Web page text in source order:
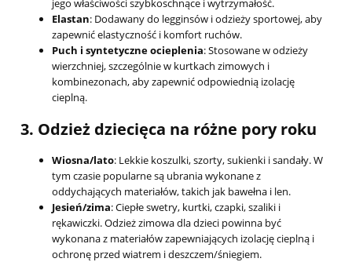
jego właściwości szybkoschnące i wytrzymałość.
Elastan: Dodawany do legginsów i odzieży sportowej, aby
zapewnić elastyczność i komfort ruchów.
Puch i syntetyczne ocieplenia: Stosowane w odzieży
wierzchniej, szczególnie w kurtkach zimowych i
kombinezonach, aby zapewnić odpowiednią izolację
cieplną.
3. Odzież dziecięca na różne pory roku
Wiosna/lato: Lekkie koszulki, szorty, sukienki i sandały. W
tym czasie popularne są ubrania wykonane z
oddychających materiałów, takich jak bawełna i len.
Jesień/zima: Ciepłe swetry, kurtki, czapki, szaliki i
rękawiczki. Odzież zimowa dla dzieci powinna być
wykonana z materiałów zapewniających izolację cieplną i
ochronę przed wiatrem i deszczem/śniegiem.